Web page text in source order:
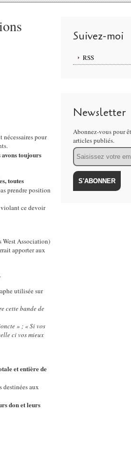
nécessaires pour
toujours
toutes
prendre position
violant ce devoir
West Association)
apporter aux
utilisée sur
cette bande de
» ; « Si vos
ci vos mieux
et entière de
destinées aux
don et leurs
Suivez-moi
RSS
Newsletter
Abonnez-vous pour
articles publiés.
Email